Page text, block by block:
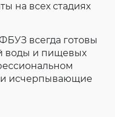
на всех стадиях
всегда готовы
воды и пищевых
и исчерпывающие